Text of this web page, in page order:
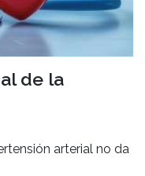
de la
arterial no da